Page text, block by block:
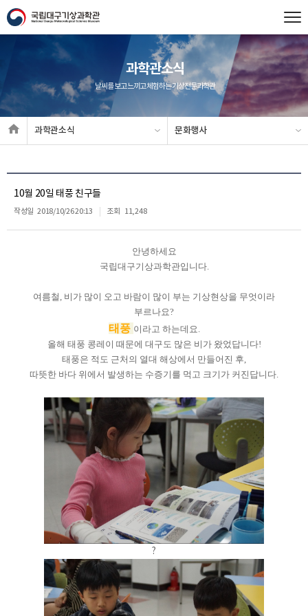
과학관소식
날씨를 보고 느끼고 체험하는 기상전문과학관
과학관소식 문화행사
10월 20일 태풍 친구들
작성일 2018/10/26 20:13 조회 11,248
안녕하세요
국립대구기상과학관입니다.
여름철, 비가 많이 오고 바람이 많이 부는 기상현상을 무엇이라
부르나요?
태풍 이라고 하는데요.
올해 태풍 콩레이 때문에 대구도 많은 비가 왔었답니다!
태풍은 적도 근처의 열대 해상에서 만들어진 후,
따뜻한 바다 위에서 발생하는 수증기를 먹고 크기가 커진답니다.
?